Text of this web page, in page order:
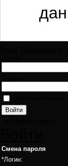
Смена пароля
*Логин: